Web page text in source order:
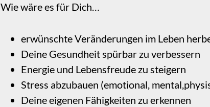
Wie wäre es für Dich…
erwünschte Veränderungen im Leben
Deine Gesundheit spürbar zu verbessern
Energie und Lebensfreude zu steigern
Stress abzubauen (emotional,
Deine eigenen Fähigkeiten zu erkennen